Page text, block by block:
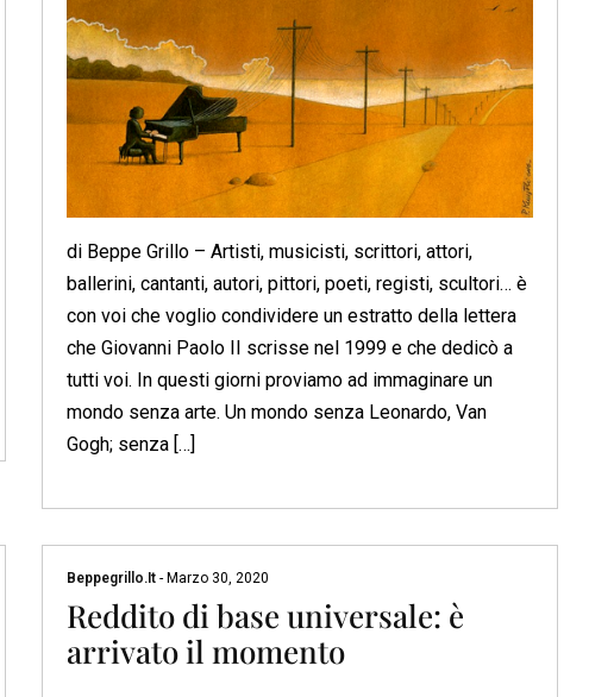
1
2
0
1
di Beppe Grillo – Artisti, musicisti, scrittori, attori,
ballerini, cantanti, autori, pittori, poeti, registi, scultori… è
con voi che voglio condividere un estratto della lettera
che Giovanni Paolo II scrisse nel 1999 e che dedicò a
tutti voi. In questi giorni proviamo ad immaginare un
mondo senza arte. Un mondo senza Leonardo, Van
Gogh; senza […]
Beppegrillo.it -Marzo 30, 2020
Reddito di base universale: è
arrivato il momento